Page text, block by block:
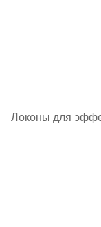
Локоны для